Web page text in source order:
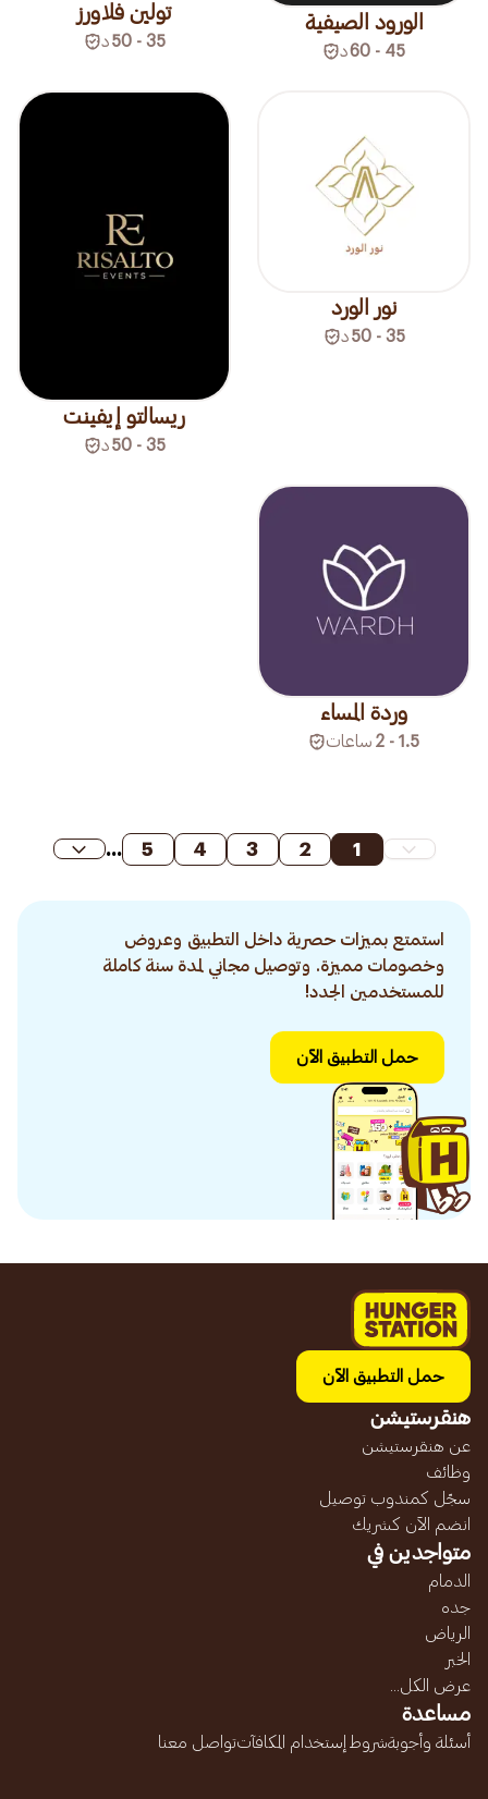
الورود الصيفية
45 - 60 د
تولين فلاورز
35 - 50 د
نور الورد
35 - 50 د
ريسالتو إيفينت
35 - 50 د
وردة المساء
1.5 - 2 ساعات
1
2
3
4
5
...
استمتع بميزات حصرية داخل التطبيق وعروض
وخصومات مميزة. وتوصيل مجاني لمدة سنة كاملة
للمستخدمين الجدد!
حمل التطبيق الآن
حمل التطبيق الآن
هنقرستيشن
عن هنقرستيشن
وظائف
سجّل كمندوب توصيل
انضم الآن كشريك
متواجدين في
الدمام
جده
الرياض
الخبر
عرض الكل...
مساعدة
أسئلة وأجوبةشروط إستخدام المكافآتتواصل معنا